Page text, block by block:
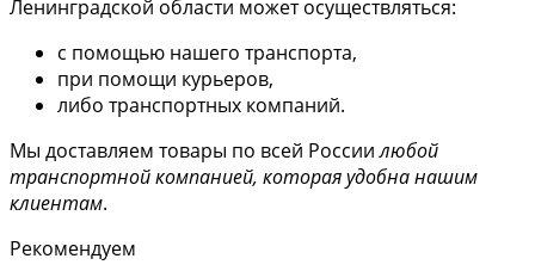
Ленинградской области может осуществляться:
с помощью нашего транспорта,
при помощи курьеров,
либо транспортных компаний.
Мы доставляем товары по всей Россиилюбой
транспортной компанией, которая удобна нашим
клиентам.
Рекомендуем